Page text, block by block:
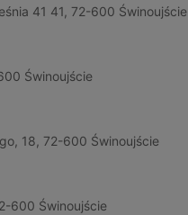
41 41, 72-600 Świnoujście
Świnoujście
18, 72-600 Świnoujście
600 Świnoujście